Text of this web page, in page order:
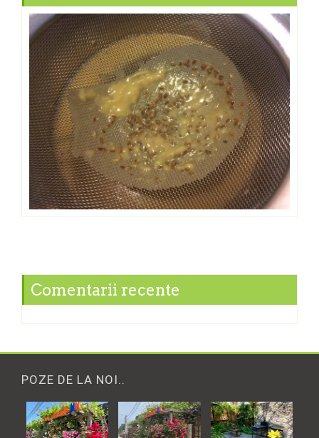
Comentarii recente
POZE DE LA NOI..